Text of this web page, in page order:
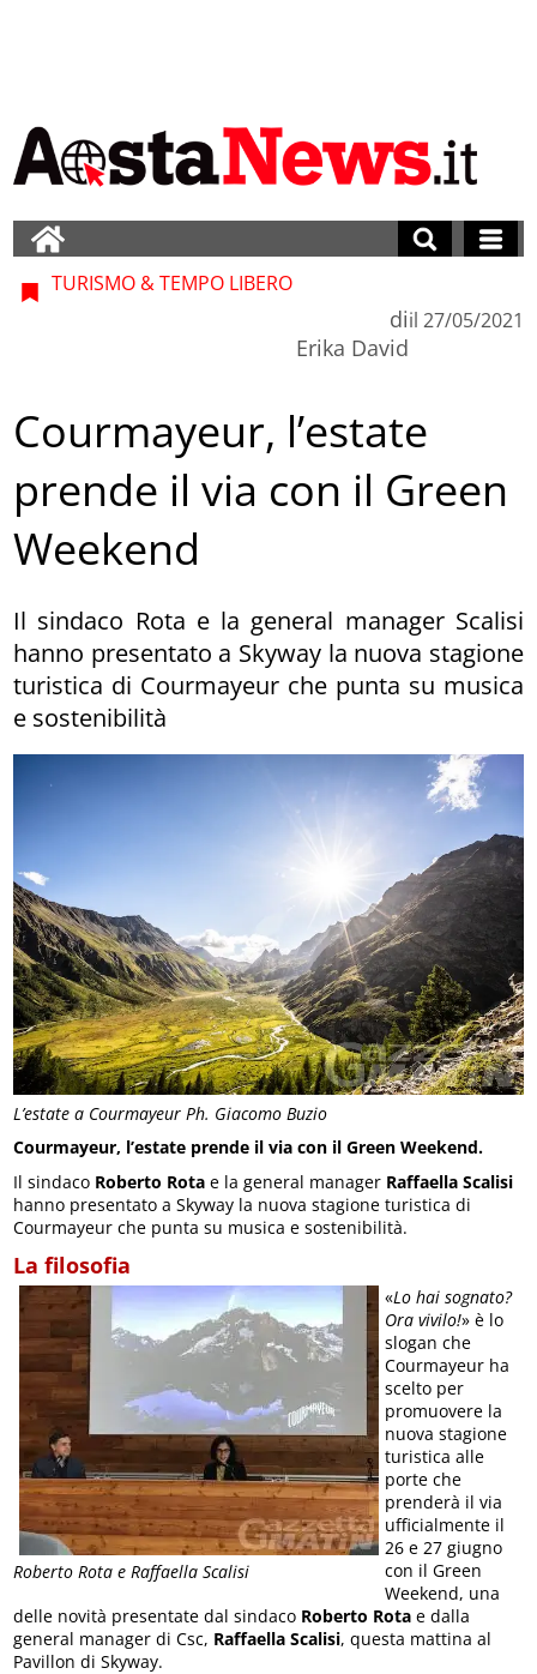
L’estate a Courmayeur Ph. Giacomo Buzio
TURISMO & TEMPO LIBERO
di
Erika David
il 27/05/2021
Courmayeur, l’estate
prende il via con il Green
Weekend
Il sindaco Rota e la general manager Scalisi
hanno presentato a Skyway la nuova stagione
turistica di Courmayeur che punta su musica
e sostenibilità
Courmayeur, l’estate prende il via con il Green Weekend.
Il sindaco Roberto Rota e la general manager Raffaella Scalisi
hanno presentato a Skyway la nuova stagione turistica di
Courmayeur che punta su musica e sostenibilità.
La filosofia
Roberto Rota e Raffaella Scalisi
«Lo hai sognato?
Ora vivilo!» è lo
slogan che
Courmayeur ha
scelto per
promuovere la
nuova stagione
turistica alle
porte che
prenderà il via
ufficialmente il
26 e 27 giugno
con il Green
Weekend, una
delle novità presentate dal sindaco Roberto Rota e dalla
general manager di Csc, Raffaella Scalisi, questa mattina al
Pavillon di Skyway.